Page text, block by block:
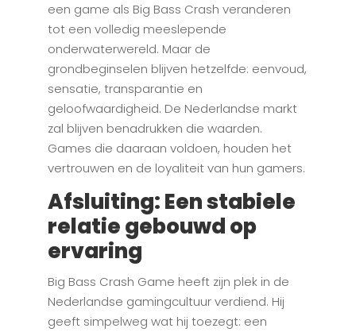
een game als Big Bass Crash veranderen
tot een volledig meeslepende
onderwaterwereld. Maar de
grondbeginselen blijven hetzelfde: eenvoud,
sensatie, transparantie en
geloofwaardigheid. De Nederlandse markt
zal blijven benadrukken die waarden.
Games die daaraan voldoen, houden het
vertrouwen en de loyaliteit van hun gamers.
Afsluiting: Een stabiele
relatie gebouwd op
ervaring
Big Bass Crash Game heeft zijn plek in de
Nederlandse gamingcultuur verdiend. Hij
geeft simpelweg wat hij toezegt: een